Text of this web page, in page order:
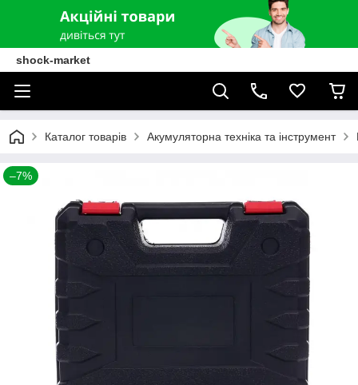
shock-market
Каталог товарів Акумуляторна техніка та інструмент
–7%